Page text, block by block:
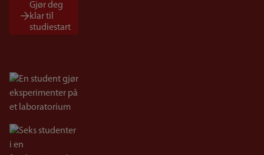
Gjør deg
klar til
studiestart
Bilde
Bilde